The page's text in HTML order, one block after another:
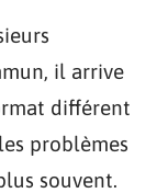
il arrive
différent
problèmes
souvent.